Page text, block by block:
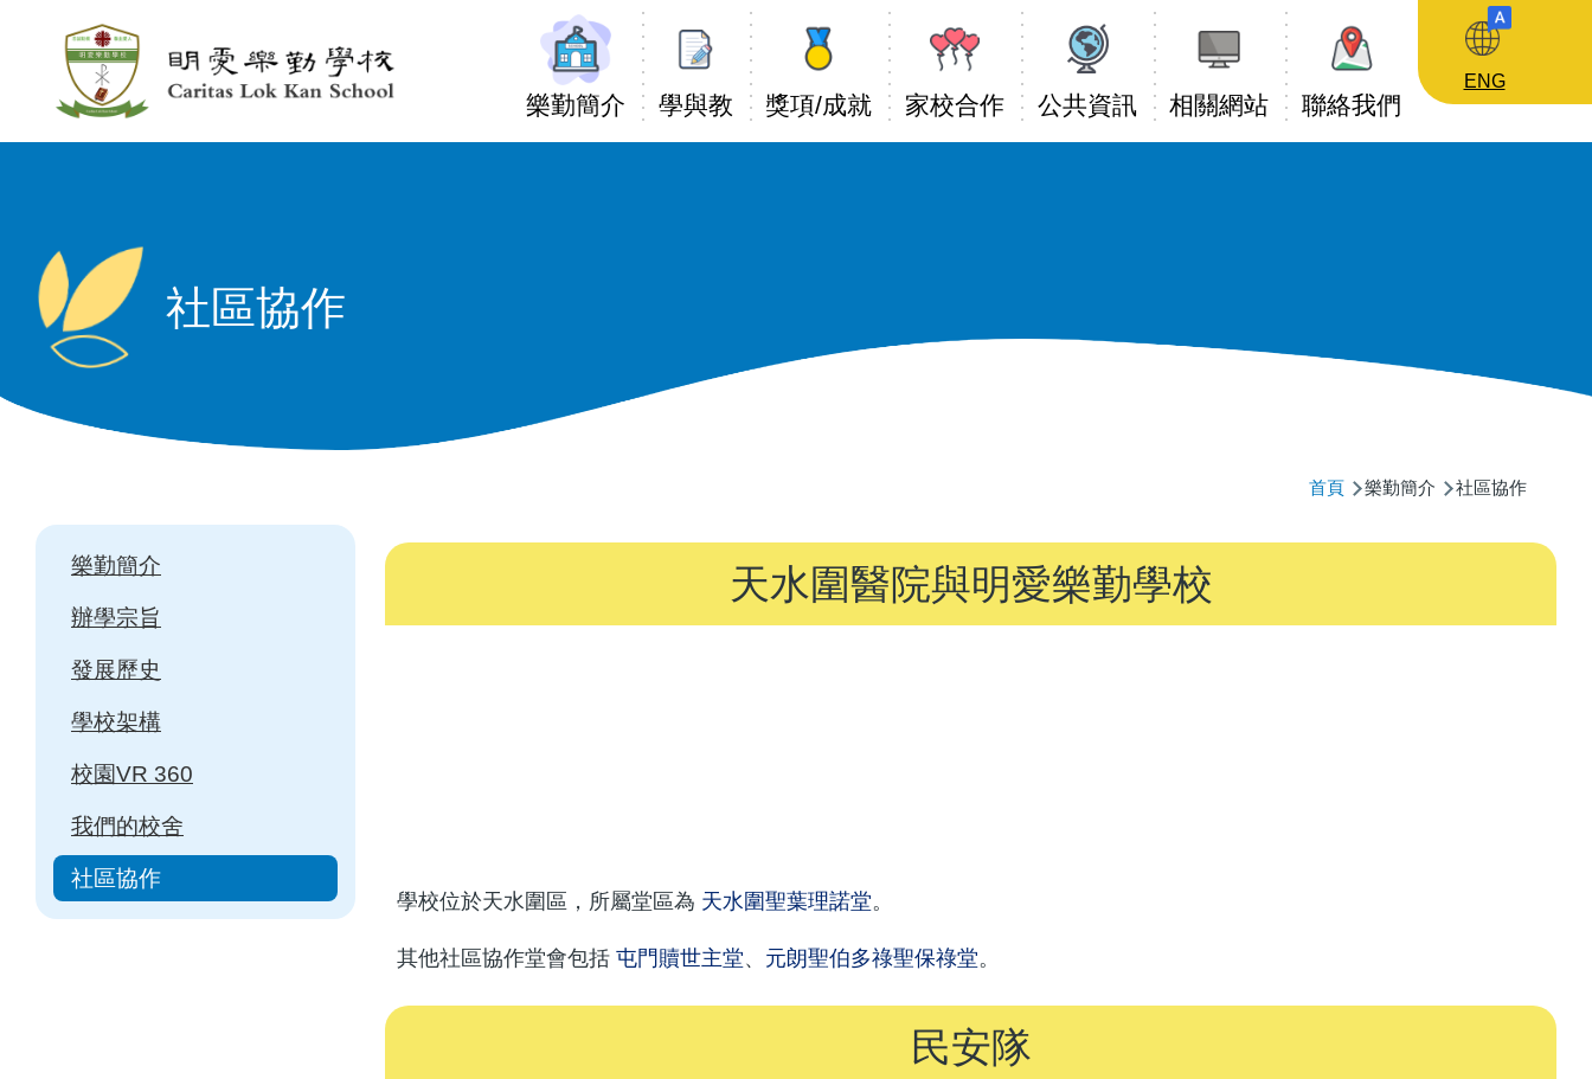
移至主內容
Main
navigation
樂勤簡介 學與教 獎項/成就 家校合作 公共資訊 相關網站 聯絡我們
ENG
社區協作
航
連
首頁 樂勤簡介 社區協作
天水圍醫院與明愛樂勤學校
學校位於天水圍區，所屬堂區為 天水圍聖葉理諾堂。
其他社區協作堂會包括屯門贖世主堂、 元朗聖伯多祿聖保祿堂。
民安隊
Main
navigation
樂勤簡介
辦學宗旨
發展歷史
學校架構
校園VR 360
我們的校舍
社區協作